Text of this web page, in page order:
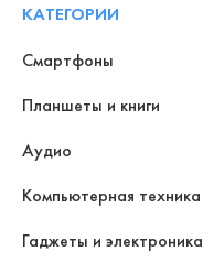
КАТЕГОРИИ
Смартфоны
Планшеты и книги
Аудио
Компьютерная техника
Гаджеты и электроника